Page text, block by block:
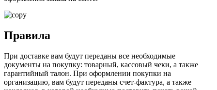
Правила
При доставке вам будут переданы все необходимые
документы на покупку: товарный, кассовый чеки, а также
гарантийный талон. При оформлении покупки на
организацию, вам будут переданы счет-фактура, а также